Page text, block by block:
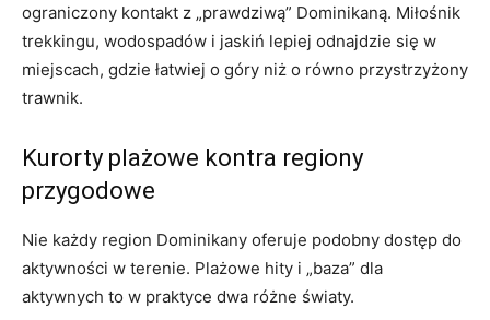
ograniczony kontakt z „prawdziwą” Dominikaną. Miłośnik
trekkingu, wodospadów i jaskiń lepiej odnajdzie się w
miejscach, gdzie łatwiej o góry niż o równo przystrzyżony
trawnik.
Kurorty plażowe kontra regiony
przygodowe
Nie każdy region Dominikany oferuje podobny dostęp do
aktywności w terenie. Plażowe hity i „baza” dla
aktywnych to w praktyce dwa różne światy.